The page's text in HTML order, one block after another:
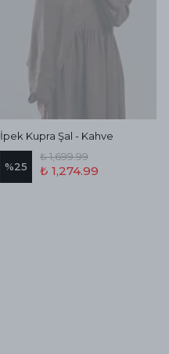
İpek Kupra Şal - Kahve
%25
₺ 1,699.99
₺ 1,274.99